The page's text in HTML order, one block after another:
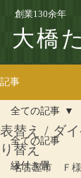
創業130余年
大橋
記事
全ての記事
縁付き畳
全ての記事
表替え / ダ
り替え
名古屋市　Ｆ